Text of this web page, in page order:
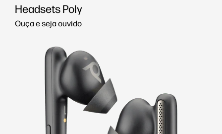
Headsets Poly
Ouça e seja ouvido